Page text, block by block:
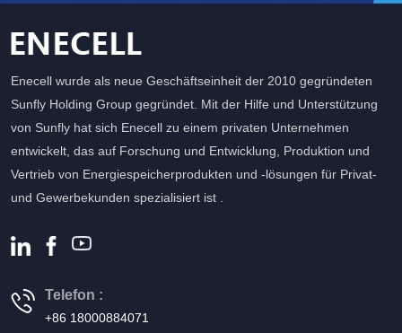
Enecell wurde als neue Geschäftseinheit der 2010 gegründeten
Sunfly Holding Group gegründet. Mit der Hilfe und Unterstützung
von Sunfly hat sich Enecell zu einem privaten Unternehmen
entwickelt, das auf Forschung und Entwicklung, Produktion und
Vertrieb von Energiespeicherprodukten und -lösungen für Privat-
und Gewerbekunden spezialisiert ist .
Telefon :
+86 18000884071